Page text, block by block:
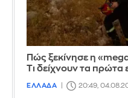
Πώς ξεκίνησε η
Τι δείχνουν τα
ΕΛΛΑΔΑ 20:49,